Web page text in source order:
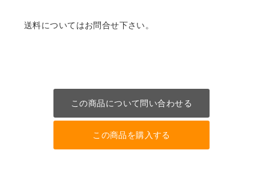
送料についてはお問合せ下さい。
この商品について問い合わせる
この商品を購入する